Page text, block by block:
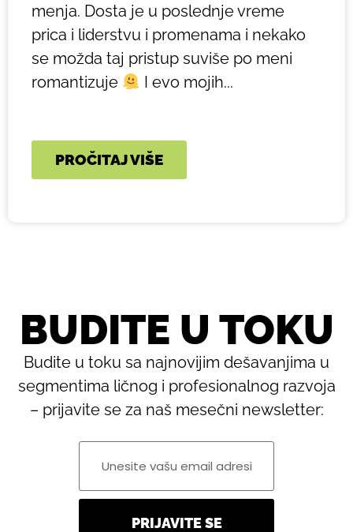
menja. Dosta je u poslednje vreme
prica i liderstvu i promenama i nekako
se možda taj pristup suviše po meni
romantizuje
I evo mojih...
PROČITAJ VIŠE
BUDITE U TOKU
Budite u toku sa najnovijim dešavanjima u
segmentima ličnog i profesionalnog razvoja
– prijavite se za naš mesečni newsletter:
PRIJAVITE SE